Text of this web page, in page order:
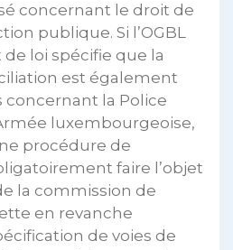
concernant le droit de
publique. Si l’OGBL
loi spécifie que la
est également
concernant la Police
luxembourgeoise,
procédure de
faire l’objet
la commission de
en revanche
de voies de